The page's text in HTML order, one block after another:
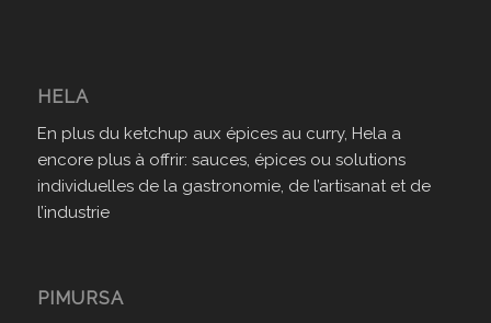
HELA
En plus du ketchup aux épices au curry, Hela a
encore plus à offrir: sauces, épices ou solutions
individuelles de la gastronomie, de l’artisanat et de
l’industrie
PIMURSA